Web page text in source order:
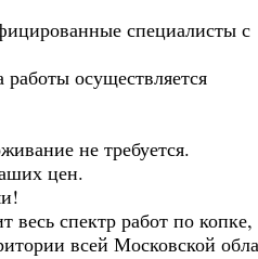
специалисты с
работы осуществляется
не требуется.
цен.
спектр работ по копке,
всей Московской